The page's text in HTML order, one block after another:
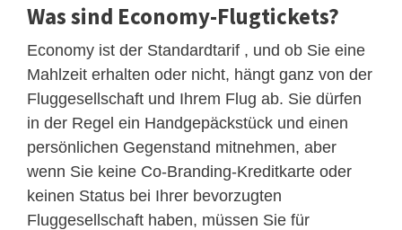
Was sind Economy-Flugtickets?
Economy ist der Standardtarif , und ob Sie eine
Mahlzeit erhalten oder nicht, hängt ganz von der
Fluggesellschaft und Ihrem Flug ab. Sie dürfen
in der Regel ein Handgepäckstück und einen
persönlichen Gegenstand mitnehmen, aber
wenn Sie keine Co-Branding-Kreditkarte oder
keinen Status bei Ihrer bevorzugten
Fluggesellschaft haben, müssen Sie für